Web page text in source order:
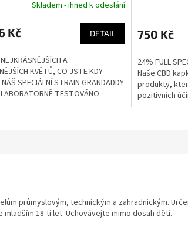
Skladem - ihned k odeslání
Kč DETAIL
A
KVĚTŮ, CO JSTE KDY
SPECIÁLNÍ STRAIN GRANDADDY
TESTOVÁNO
750 Kč
24% FULL
Naše CBD
produkty,
pozitivních
průmyslovým, technickým a zahradnickým.
18-ti let. Uchovávejte mimo dosah dětí.